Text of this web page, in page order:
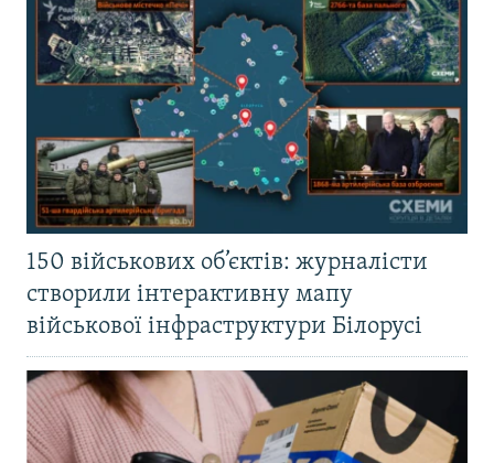
150 військових об’єктів: журналісти
створили інтерактивну мапу
військової інфраструктури Білорусі